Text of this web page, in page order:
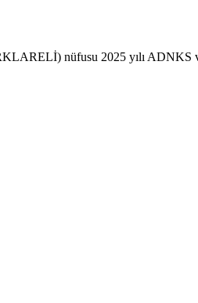
nüfusu 2025 yılı ADNKS